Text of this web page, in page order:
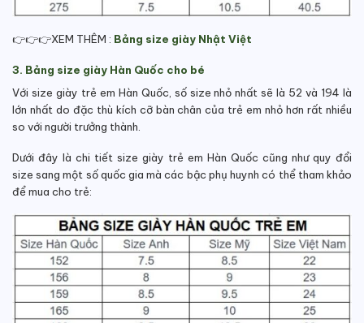
👉👉👉XEM THÊM : Bảng size giày Nhật Việt
3. Bảng size giày Hàn Quốc cho bé
Với size giày trẻ em Hàn Quốc, số size nhỏ nhất sẽ là 52 và 194 là
lớn nhất do đặc thù kích cỡ bàn chân của trẻ em nhỏ hơn rất nhiều
so với người trưởng thành.
Dưới đây là chi tiết size giày trẻ em Hàn Quốc cũng như quy đổi
size sang một số quốc gia mà các bậc phụ huynh có thể tham khảo
để mua cho trẻ: